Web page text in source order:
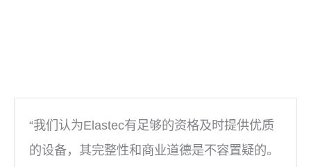
“我们认为Elastec有足够的资格及时提供优质
的设备，其完整性和商业道德是不容置疑的。